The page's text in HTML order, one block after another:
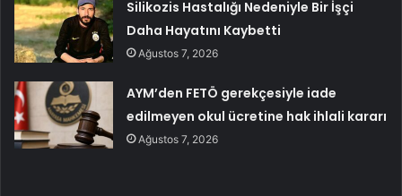
Silikozis Hastalığı Nedeniyle Bir İşçi
Daha Hayatını Kaybetti
Ağustos 7, 2026
AYM’den FETÖ gerekçesiyle iade
edilmeyen okul ücretine hak ihlali kararı
Ağustos 7, 2026